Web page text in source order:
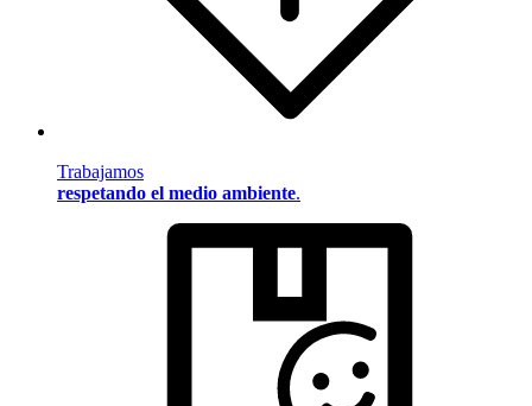
Trabajamos
respetando el medio ambiente.